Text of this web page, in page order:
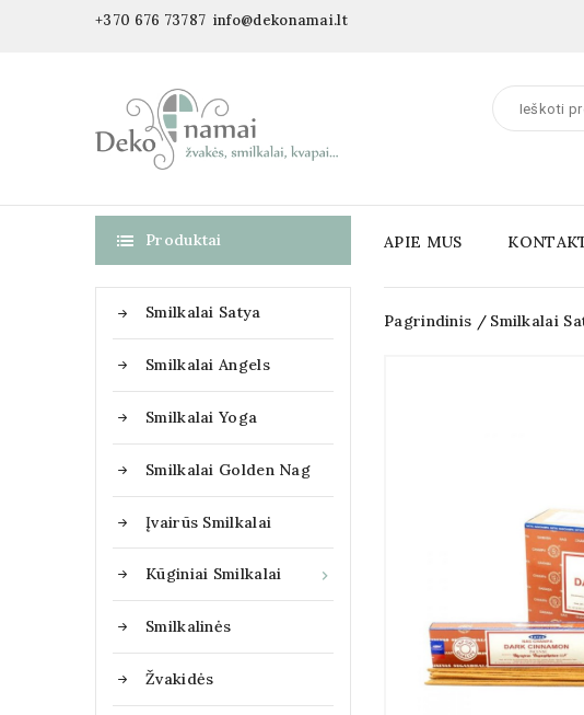
+370 676 73787 info@dekonamai.lt
 Produktai
Smilkalai Satya
Smilkalai Angels
Smilkalai Yoga
Smilkalai Golden Nag
Įvairūs Smilkalai

Kūginiai Smilkalai
Smilkalinės
Žvakidės
APIE MUS
Pagrindinis Smilkalai